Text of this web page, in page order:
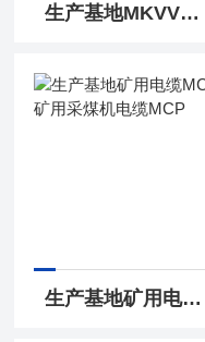
生产基地MKVVRP32矿用屏蔽控制电缆
生产基地矿用电缆MCP 矿用采煤机电缆MCP